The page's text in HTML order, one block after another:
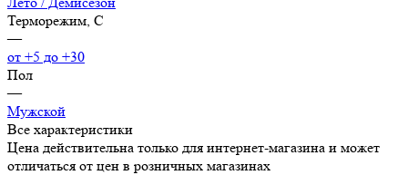
Терморежим, C
—
от +5 до +30
Пол
—
Мужской
Все характеристики
Цена действительна только для интернет-магазина и может
отличаться от цен в розничных магазинах